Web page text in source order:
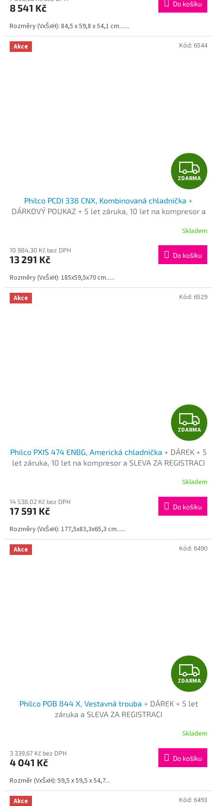
A
8 541 Kč Do košíku
Rozměry (VxŠxH): 84,5 x 59,8 x 54,1 cm.......
Akce
Z
D
A
R
M
A
ZDARMA
Philco PCDI 338 CNX, Kombinovaná chladnička +
DÁRKOVÝ POUKAZ + 5 let záruka, 10 let na kompresor a
Skladem
10 984,30 Kč bez DPH
13 291 Kč Do košíku
Rozměry (VxŠxH): 185x59,5x70 cm......
Kód: 6544
Akce
Z
D
A
R
M
A
ZDARMA
Philco PXIS 474 ENBG, Americká chladnička + DÁREK + 5
let záruka, 10 let na kompresor a SLEVA ZA REGISTRACI
Skladem
14 538,02 Kč bez DPH
17 591 Kč Do košíku
Rozměry (VxŠxH): 177,5x83,3x65,3 cm......
Kód: 6529
Akce
Z
D
R
M
A
ZDARMA
Philco POB 844 X, Vestavná trouba + DÁREK + 5 let
záruka a SLEVA ZA REGISTRACI
Skladem
3 339,67 Kč bez DPH
4 041 Kč Do košíku
Rozměr (VxŠxH): 59,5 x 59,5 x 54,7...
Kód: 6490
Akce Kód: 6493